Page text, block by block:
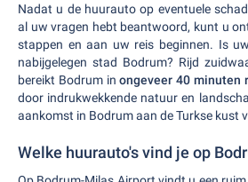
Nadat u de huurauto op eventuele
al uw vragen hebt beantwoord, kunt u
stappen en aan uw reis beginnen. Is
nabijgelegen stad Bodrum? Rijd
bereikt Bodrum inongeveer 40 minuten
door indrukwekkende natuur en
aankomst in Bodrum aan de Turkse kust
Welke huurauto's vind je op